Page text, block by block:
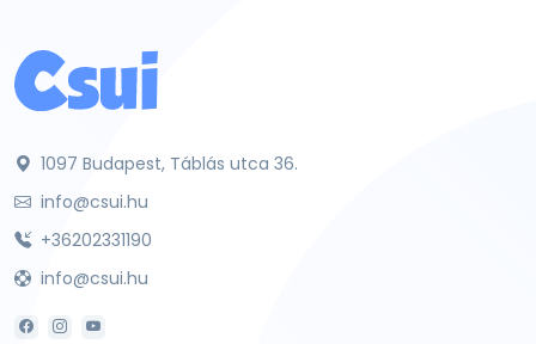
1097 Budapest, Táblás utca 36.
info@csui.hu
+36202331190
info@csui.hu